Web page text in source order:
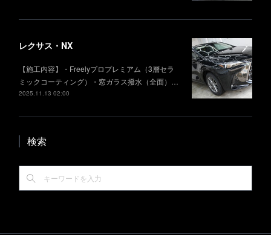
レクサス・NX
【施工内容】・Freelyプロプレミアム（3層セラ
ミックコーティング）・窓ガラス撥水（全面）…
2025.11.13 02:00
検索